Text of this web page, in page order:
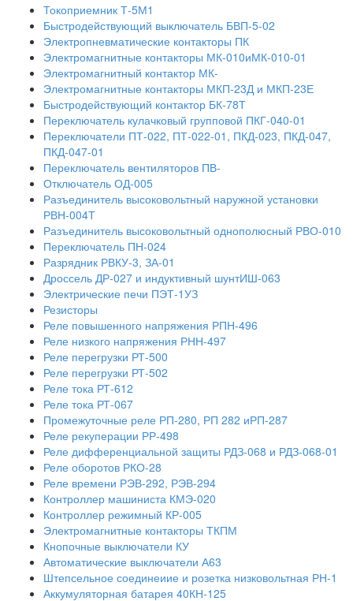
Токоприемник Т-5М1
Быстродействующий выключатель БВП-5-02
Электропневматические контакторы ПК
Электромагнитные контакторы МК-010иМК-010-01
Электромагнитный контактор МК-
Электромагнитные контакторы МКП-23Д и МКП-23Е
Быстродействующий контактор БК-78Т
Переключатель кулачковый групповой ПКГ-040-01
Переключатели ПТ-022, ПТ-022-01, ПКД-023, ПКД-047,
ПКД-047-01
Переключатель вентиляторов ПВ-
Отключатель ОД-005
Разъединитель высоковольтный наружной установки
РВН-004Т
Разъединитель высоковольтный однополюсный РВО-010
Переключатель ПН-024
Разрядник РВКУ-3, ЗА-01
Дроссель ДР-027 и индуктивный шунтИШ-063
Электрические печи ПЭТ-1УЗ
Резисторы
Реле повышенного напряжения РПН-496
Реле низкого напряжения РНН-497
Реле перегрузки РТ-500
Реле перегрузки РТ-502
Реле тока РТ-612
Реле тока РТ-067
Промежуточные реле РП-280, РП 282 иРП-287
Реле рекуперации РР-498
Реле дифференциальной защиты РДЗ-068 и РДЗ-068-01
Реле оборотов РКО-28
Реле времени РЭВ-292, РЭВ-294
Контроллер машиниста КМЭ-020
Контроллер режимный КР-005
Электромагнитные контакторы ТКПМ
Кнопочные выключатели КУ
Автоматические выключатели А63
Штепсельное соединеиие и розетка низковольтная РН-1
Аккумуляторная батарея 40КН-125